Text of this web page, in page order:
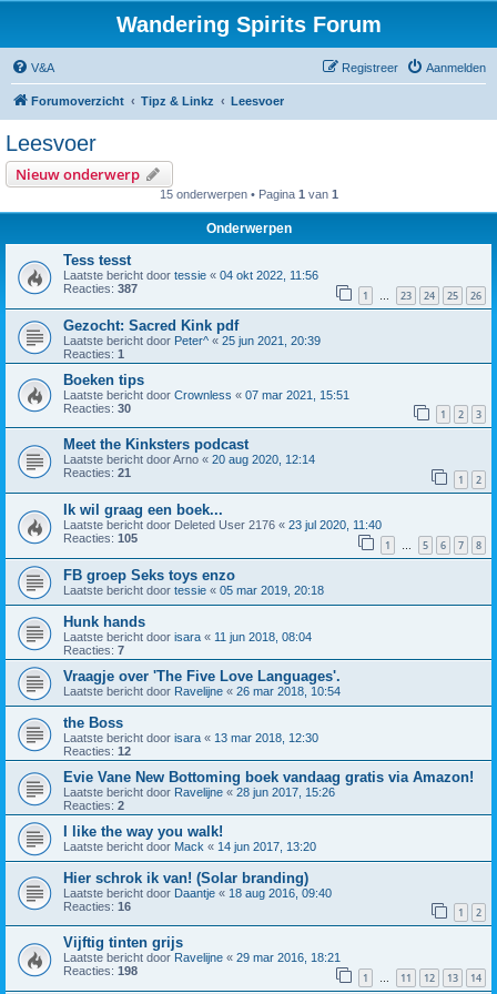
Wandering Spirits Forum
V&A Aanmelden
Registreer
Forumoverzicht Tipz & Linkz Leesvoer
Leesvoer
Nieuw onderwerp
15 onderwerpen • Pagina 1 van 1
Onderwerpen
Tess tesst
Laatste bericht door tessie « 04 okt 2022, 11:56
Reacties: 387 1 … 23 24 25 26
Gezocht: Sacred Kink pdf
Laatste bericht door Peter^ « 25 jun 2021, 20:39
Reacties: 1
Boeken tips
Laatste bericht door Crownless « 07 mar 2021, 15:51
Reacties: 30 1 2 3
Meet the Kinksters podcast
Laatste bericht doorArno « 20 aug 2020, 12:14
Reacties: 21 1 2
Ik wil graag een boek...
Laatste bericht door Deleted User 2176 « 23 jul 2020, 11:40
Reacties: 105 1 … 5 6 7 8
FB groep Seks toys enzo
Laatste bericht door tessie « 05 mar 2019, 20:18
Hunk hands
Laatste bericht door isara « 11 jun 2018, 08:04
Reacties: 7
Vraagje over 'The Five Love Languages'.
Laatste bericht door Ravelijne « 26 mar 2018, 10:54
the Boss
Laatste bericht door isara « 13 mar 2018, 12:30
Reacties: 12
Evie Vane New Bottoming boek vandaag gratis via Amazon!
Laatste bericht door Ravelijne « 28 jun 2017, 15:26
Reacties: 2
I like the way you walk!
Laatste bericht door Mack « 14 jun 2017, 13:20
Hier schrok ik van! (Solar branding)
Laatste bericht door Daantje « 18 aug 2016, 09:40
Reacties: 16 1 2
Vijftig tinten grijs
Laatste bericht door Ravelijne « 29 mar 2016, 18:21
Reacties: 198 1 … 11 12 13 14